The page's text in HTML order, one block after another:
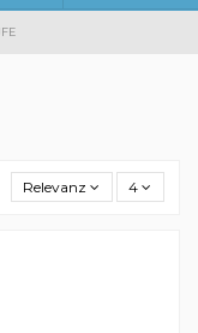
Relevanz 4